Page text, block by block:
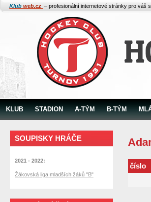
Klub web.cz – profesionální internetové stránky pro váš
KLUB STADION A-TÝM B-TÝM
číslo
SOUPISKY HRÁČE
2021 - 2022:
Žákovská liga mladších žáků "B"